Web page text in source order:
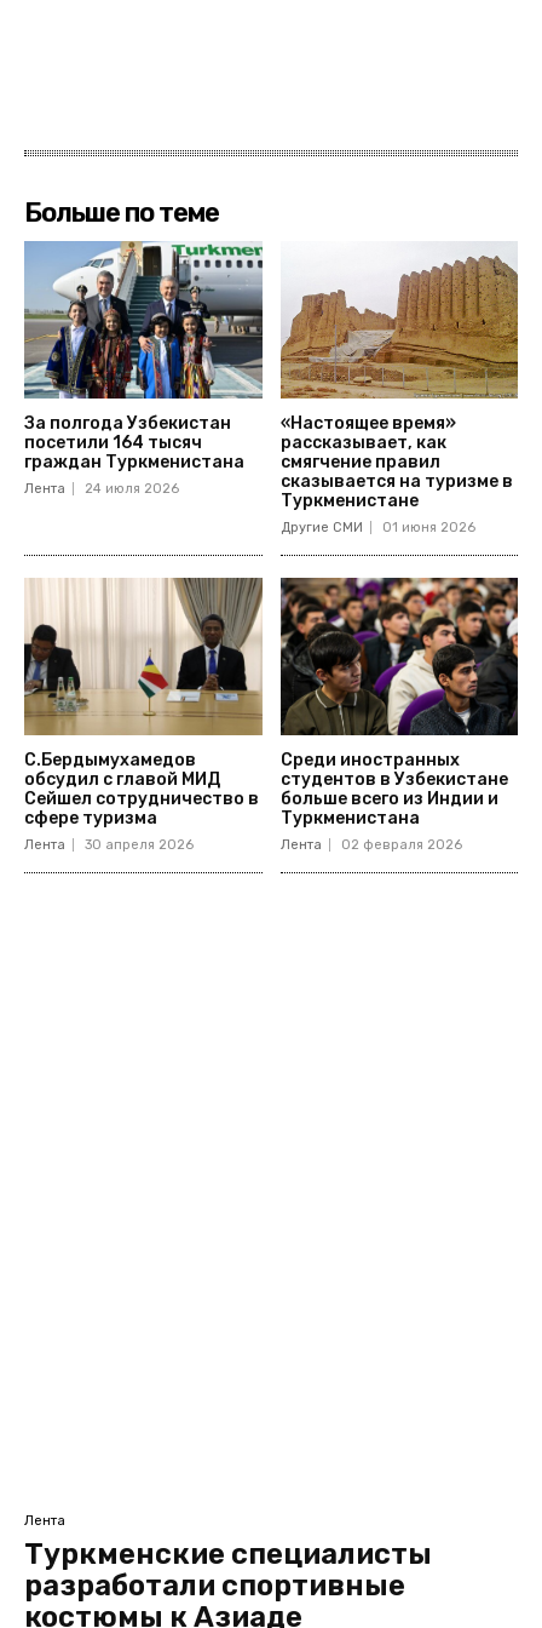
Больше по теме
За полгода Узбекистан
посетили 164 тысяч
граждан Туркменистана
Лента 24 июля 2026
«Настоящее время»
рассказывает, как
смягчение правил
сказывается на туризме в
Туркменистане
Другие СМИ 01 июня 2026
С.Бердымухамедов
обсудил с главой МИД
Сейшел сотрудничество в
сфере туризма
Лента 30 апреля 2026
Среди иностранных
студентов в Узбекистане
больше всего из Индии и
Туркменистана
Лента 02 февраля 2026